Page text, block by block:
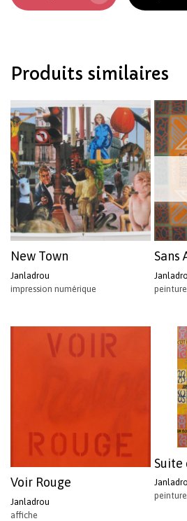
Revenir à
Produits similaires
New Town
Janladrou
impression numérique
Sans
Voir Rouge
Janladrou
affiche
Suite